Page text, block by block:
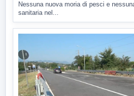
Nessuna nuova moria di pesci e
sanitaria nel...